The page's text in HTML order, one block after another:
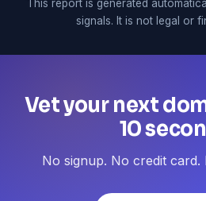
This report is generated
signals. It is not legal or
Vet your next
10
No signup. No credit card.